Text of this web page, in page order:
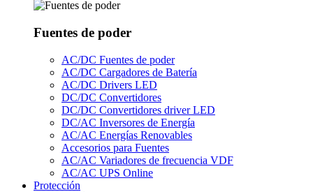
Fuentes de poder
AC/DC Fuentes de poder
AC/DC Cargadores de Batería
AC/DC Drivers LED
DC/DC Convertidores
DC/DC Convertidores driver LED
DC/AC Inversores de Energía
AC/AC Energías Renovables
Accesorios para Fuentes
AC/AC Variadores de frecuencia VDF
AC/AC UPS Online
Protección